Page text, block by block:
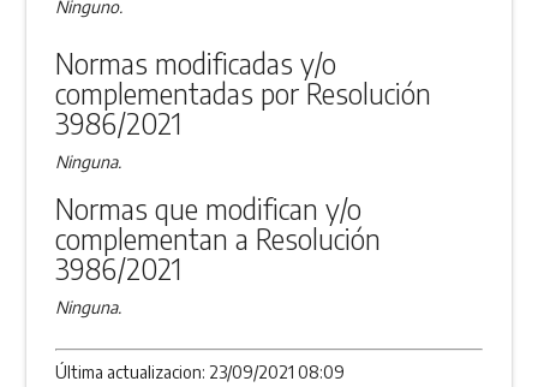
Ninguno.
Normas modificadas y/o
complementadas por Resolución
3986/2021
Ninguna.
Normas que modifican y/o
complementan a Resolución
3986/2021
Ninguna.
Última actualizacion: 23/09/2021 08:09